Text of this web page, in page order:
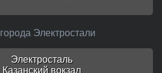
Электростали
Электросталь
Казанский вокзал